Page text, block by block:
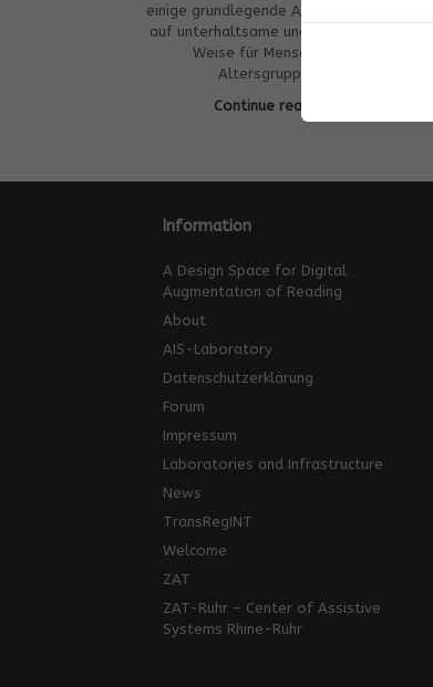
einige grundlegende Anwendungsfälle
auf unterhaltsame und wissbegierige
Weise für Menschen aller
Altersgruppen […]
Continue reading
Information
A Design Space for Digital
Augmentation of Reading
About
AIS-Laboratory
Datenschutzerklärung
Forum
Impressum
Laboratories and Infrastructure
News
TransRegINT
Welcome
ZAT
ZAT-Ruhr – Center of Assistive
Systems Rhine-Ruhr